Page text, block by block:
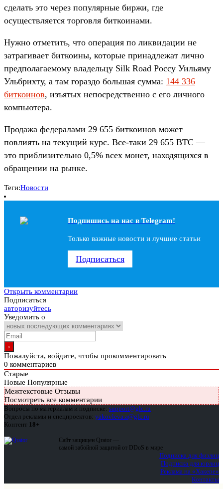
сделать это через популярные биржи, где
осуществляется торговля биткоинами.
Нужно отметить, что операция по ликвидации не
затрагивает биткоины, которые принадлежат лично
предполагаемому владельцу Silk Road Россу Уильяму
Ульбрихту, а там гораздо большая сумма: 144 336
биткоинов, изъятых непосредственно с его личного
компьютера.
Продажа федералами 29 655 биткоинов может
повлиять на текущий курс. Все-таки 29 655 BTC —
это приблизительно 0,5% всех монет, находящихся в
обращении на рынке.
Теги:Новости
Подпишись на наc в Telegram!
Только важные новости и лучшие статьи
Подписаться
Открыть комментарии
Подписаться
авторизуйтесь
Уведомить о
Пожалуйста, войдите, чтобы прокомментировать
0 комментариев
Старые
Новые Популярные
Межтекстовые Отзывы
Посмотреть все комментарии
Вопросы по материалам и подписке: support@glc.ru
Отдел рекламы и спецпроектов: yakovleva.a@glc.ru
Контент 18+
Сайт защищен Qrator —
самой забойной защитой от DDoS в мире
Подписка для физлиц
Подписка для юрлиц
Реклама на «Хакере»
Контакты